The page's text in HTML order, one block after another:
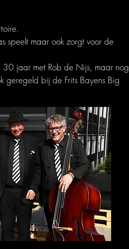
speelt maar ook zorgt voor de
jaar met Rob de Nijs, maar nog
geregeld bij de Frits Bayens Big